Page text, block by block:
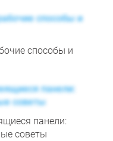
способы и
панели:
советы